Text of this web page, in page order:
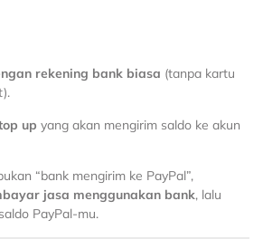
rekening bank biasa (tanpa kartu
up yang akan mengirim saldo ke akun
“bank mengirim ke PayPal”,
jasa menggunakan bank, lalu
PayPal-mu.